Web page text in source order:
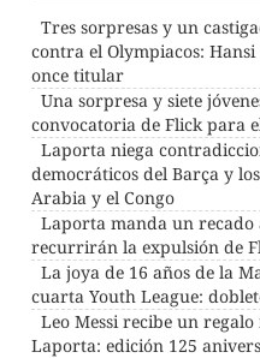
Tres sorpresas y un
contra el Olympiacos:
once titular
Una sorpresa y siete
convocatoria de Flick para
Laporta niega
democráticos del Barça y
Arabia y el Congo
Laporta manda un
recurrirán la expulsión de
La joya de 16 años de la
cuarta Youth League:
Leo Messi recibe un
Laporta: edición 125